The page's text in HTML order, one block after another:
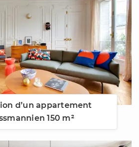
d’un appartement
150 m²